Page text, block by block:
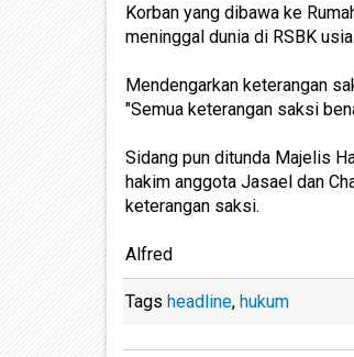
Korban yang dibawa ke
meninggal dunia di RSBK
Mendengarkan keterangan
"Semua keterangan saksi
Sidang pun ditunda Majelis
hakim anggota Jasael dan
keterangan saksi.
Alfred
Tags headline, hukum